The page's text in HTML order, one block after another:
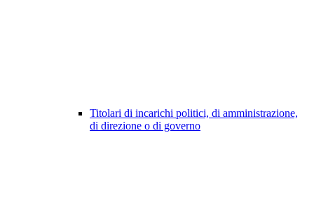
Titolari di incarichi politici, di amministrazione,
di direzione o di governo